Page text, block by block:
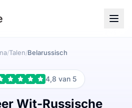
/Talen/Belarussisch
4,8 van 5
Wit-Russische